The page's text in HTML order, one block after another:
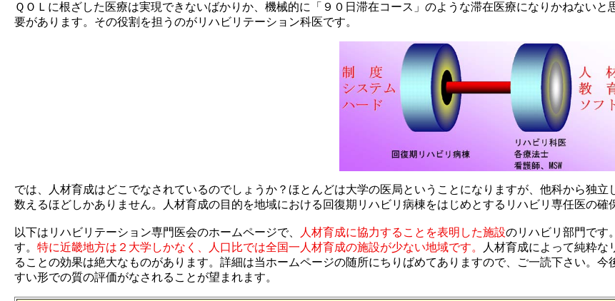
ＱＯＬに根ざした医療は実現できないばかりか、機械的に「９０日滞在コース」のような滞在医療になりかねない
要があります。その役割を担うのがリハビリテーション科医です。
では、人材育成はどこでなされているのでしょうか？ほとんどは大学の医局ということになりますが、他科から独
数えるほどしかありません。人材育成の目的を地域における回復期リハビリ病棟をはじめとするリハビリ専任医の確
以下はリハビリテーション専門医会のホームページで、 人材育成に協力することを表明した施設のリハビリ部門です
す。 特に近畿地方は２大学しかなく、人口比では全国一人材育成の施設が少ない地域です。
人材育成によって純粋な
ることの効果は絶大なものがあります。詳細は当ホームページの随所にちりばめてありますので、ご一読下さい。
すい形での質の評価がなされることが望まれます。